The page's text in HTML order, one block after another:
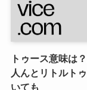
トゥース意味は
人んとリトルト
いても